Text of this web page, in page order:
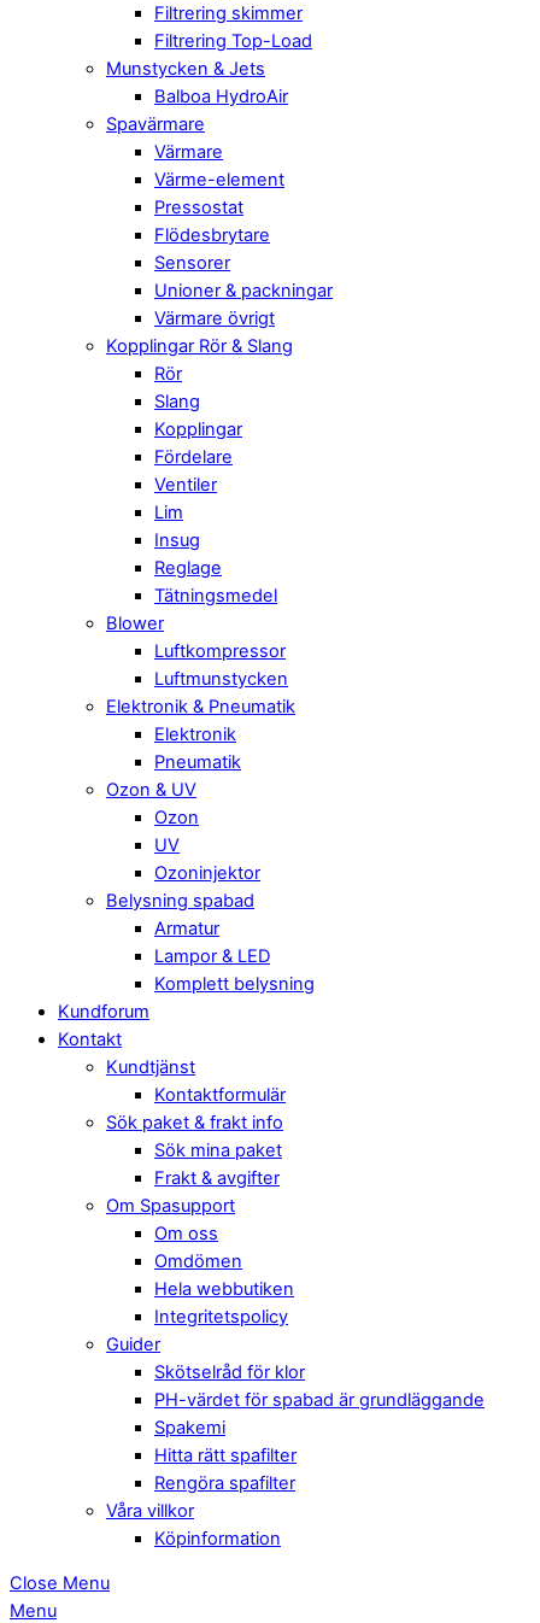
Filtrering skimmer
Filtrering Top-Load
Munstycken & Jets
Balboa HydroAir
Spavärmare
Värmare
Värme-element
Pressostat
Flödesbrytare
Sensorer
Unioner & packningar
Värmare övrigt
Kopplingar Rör & Slang
Rör
Slang
Kopplingar
Fördelare
Ventiler
Lim
Insug
Reglage
Tätningsmedel
Blower
Luftkompressor
Luftmunstycken
Elektronik & Pneumatik
Elektronik
Pneumatik
Ozon & UV
Ozon
UV
Ozoninjektor
Belysning spabad
Armatur
Lampor & LED
Komplett belysning
Kundforum
Kontakt
Kundtjänst
Kontaktformulär
Sök paket & frakt info
Sök mina paket
Frakt & avgifter
Om Spasupport
Om oss
Omdömen
Hela webbutiken
Integritetspolicy
Guider
Skötselråd för klor
PH-värdet för spabad är grundläggande
Spakemi
Hitta rätt spafilter
Rengöra spafilter
Våra villkor
Köpinformation
Close Menu
Menu